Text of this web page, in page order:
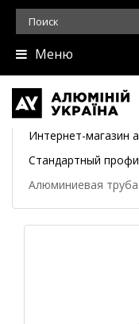
Меню
Интернет-магазин
Стандартный
Алюминиевая